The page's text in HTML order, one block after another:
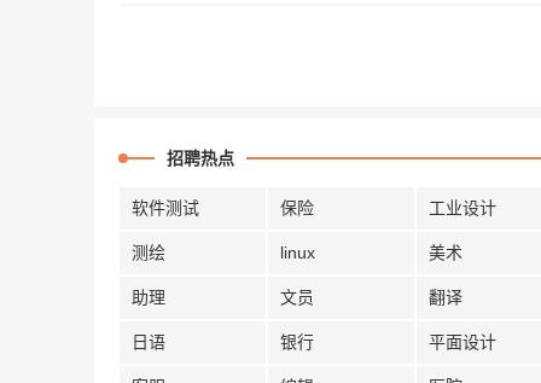
招聘热点
软件测试 保险 工业设计
测绘 linux 美术
助理 文员 翻译
日语 银行 平面设计